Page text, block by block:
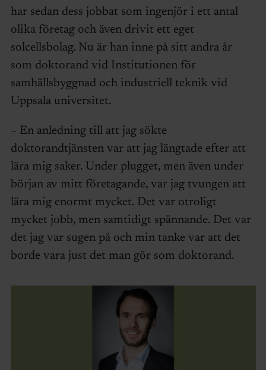
har sedan dess jobbat som ingenjör i ett antal
olika företag och även drivit ett eget
solcellsbolag. Nu är han inne på sitt andra år
som doktorand vid Institutionen för
samhällsbyggnad och industriell teknik vid
Uppsala universitet.
– En anledning till att jag sökte
doktorandtjänsten var att jag längtade efter att
lära mig saker. Under plugget, men även under
början av mitt företagande, var jag tvungen att
lära mig enormt mycket. Det var otroligt
mycket jobb, men samtidigt spännande. Det var
det jag var sugen på och min tanke var att det
borde vara just det man gör som doktorand.